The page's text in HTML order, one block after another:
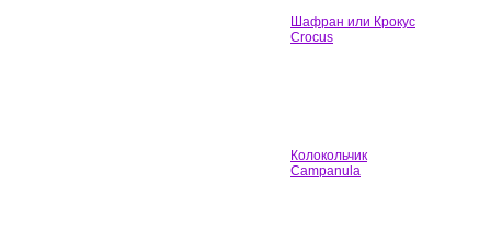
Шафран или Крокус
Crocus
Колокольчик
Campanula